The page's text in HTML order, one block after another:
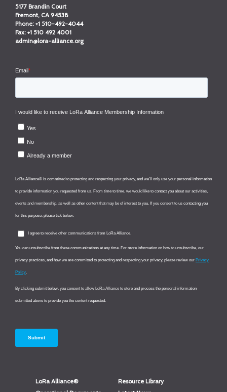
5177 Brandin Court
Fremont, CA 94538
Phone: +1 510-492-4044
Fax: +1 510 492 4001
admin@lora-alliance.org
LoRa Alliance®
Resource Library